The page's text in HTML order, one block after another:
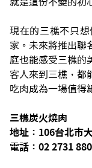
現在的三樵不只
家。未來將推出聯
庭也能感受三樵的
客人來到三樵，都
吃肉成為一場值得
三樵炭火燒肉
地址：106台北市
電話：02 2731